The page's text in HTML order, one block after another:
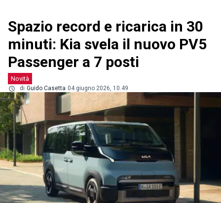
Spazio record e ricarica in 30
minuti: Kia svela il nuovo PV5
Passenger a 7 posti
Novità
di Guido Casetta 04 giugno 2026, 10.49